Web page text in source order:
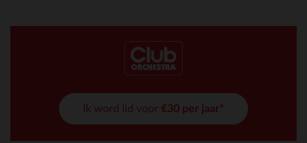
Ik word lid voor €30 per jaar*